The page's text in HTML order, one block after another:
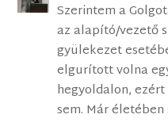
Szerintem a
az alapító/vezető
gyülekezet
elgurított volna
hegyoldalon,
sem. Már